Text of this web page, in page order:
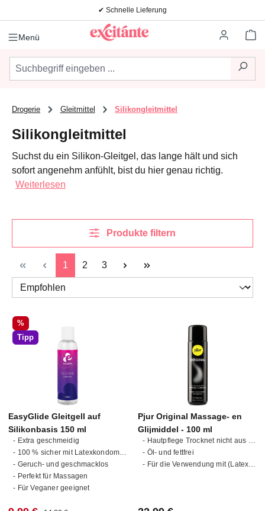
Zum Hauptinhalt springen✔ Schnelle Lieferung
Menü
Drogerie Gleitmittel Silikongleitmittel
Silikongleitmittel
Suchst du ein Silikon-Gleitgel, das lange hält und sich
sofort angenehm anfühlt, bist du hier genau richtig.
Weiterlesen
Produkte filtern
Seite
1 Seite
2 Seite
3
Rabatt
%
Tipp
EasyGlide Gleitgell auf
Silikonbasis 150 ml
- Extra geschmeidig
- 100 % sicher mit Latexkondomen
- Geruch- und geschmacklos
- Perfekt für Massagen
- Für Veganer geeignet
Pjur Original Massage- en
Glijmiddel - 100 ml
- Hautpflege Trocknet nicht aus Hautfreundlich
- Öl- und fettfrei
- Für die Verwendung mit (Latex-)Kondomen geeignet